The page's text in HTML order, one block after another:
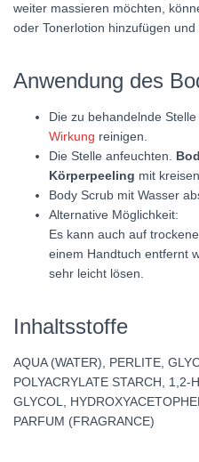
weiter massieren möchten,
oder Tonerlotion hinzufügen
Anwendung des
Die zu behandelnde Stelle
Wirkung reinigen.
Die Stelle anfeuchten.
Körperpeeling mit
Body Scrub mit Wasser
Alternative Möglichkeit:
Es kann auch auf
einem Handtuch entfernt
sehr leicht lösen.
Inhaltsstoffe
AQUA (WATER), PERLITE,
POLYACRYLATE STARCH, 1,2-
GLYCOL,
PARFUM (FRAGRANCE)